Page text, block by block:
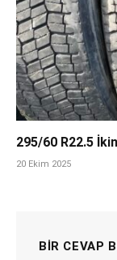
295/60 R22.5
20 Ekim 2025
BIR CEVAP